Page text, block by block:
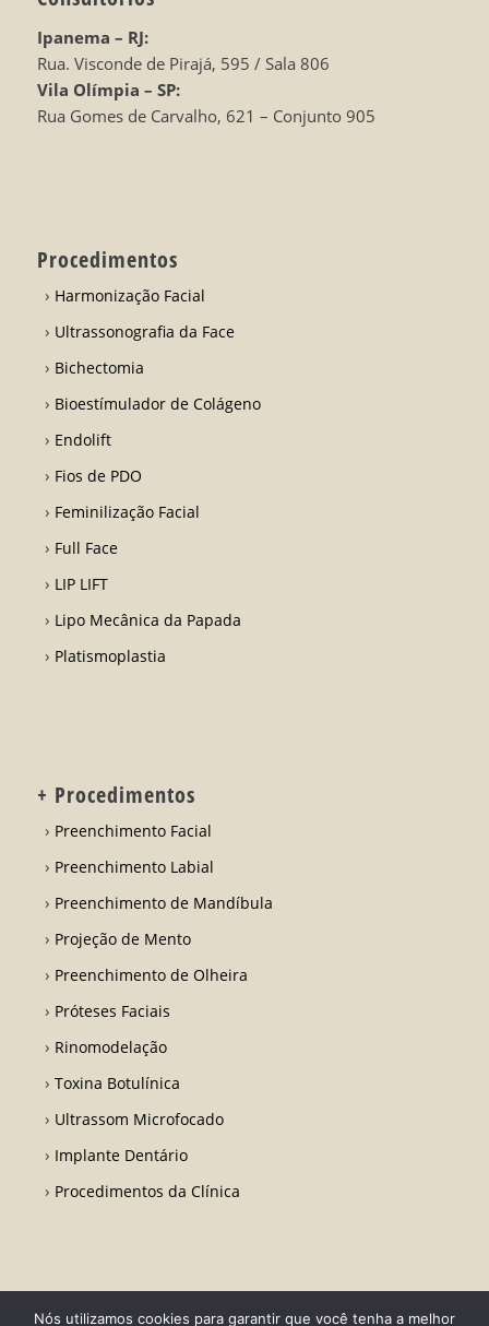
Ipanema – RJ:
Rua. Visconde de Pirajá, 595 / Sala 806
Vila Olímpia – SP:
Rua Gomes de Carvalho, 621 – Conjunto 905
Procedimentos
Harmonização Facial
Ultrassonografia da Face
Bichectomia
Bioestímulador de Colágeno
Endolift
Fios de PDO
Feminilização Facial
Full Face
LIP LIFT
Lipo Mecânica da Papada
Platismoplastia
+ Procedimentos
Preenchimento Facial
Preenchimento Labial
Preenchimento de Mandíbula
Projeção de Mento
Preenchimento de Olheira
Próteses Faciais
Rinomodelação
Toxina Botulínica
Ultrassom Microfocado
Implante Dentário
Procedimentos da Clínica
Nós utilizamos cookies para garantir que você tenha a melhor